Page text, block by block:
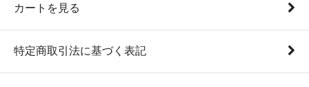
カートを見る
特定商取引法に基づく表記